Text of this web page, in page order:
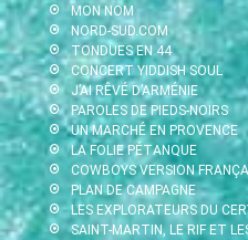
MON NOM
NORD-SUD.COM
TONDUES EN 44
CONCERT YIDDISH SOUL
J’AI RÊVÉ D’ARMÉNIE
PAROLES DE PIEDS-NOIRS
UN MARCHÉ EN PROVENCE
LA FOLIE PÉTANQUE
COWBOYS VERSION
PLAN DE CAMPAGNE
LES EXPLORATEURS DU
SAINT-MARTIN, LE RIF ET